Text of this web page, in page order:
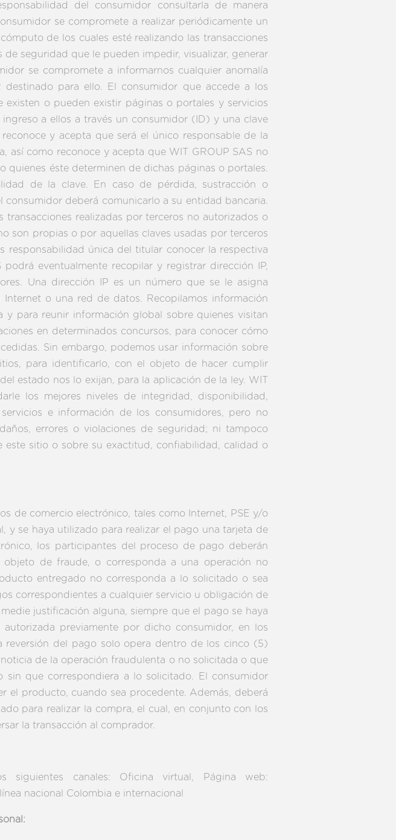
del consumidor consultarla de manera
se compromete a realizar periódicamente un
de los cuales esté realizando las transacciones
seguridad que le pueden impedir, visualizar, generar
se compromete a informarnos cualquier anomalía
para ello. El consumidor que accede a los
o pueden existir páginas o portales y servicios
a ellos a través un consumidor (ID) y una clave
y acepta que será el único responsable de la
así como reconoce y acepta que WIT GROUP SAS no
quienes éste determinen de dichas páginas o portales.
de la clave. En caso de pérdida, sustracción o
deberá comunicarlo a su entidad bancaria.
realizadas por terceros no autorizados o
son propias o por aquellas claves usadas por terceros
responsabilidad única del titular conocer la respectiva
eventualmente recopilar y registrar dirección IP,
Una dirección IP es un número que se le asigna
o una red de datos. Recopilamos información
y para reunir información global sobre quienes visitan
en determinados concursos, para conocer cómo
Sin embargo, podemos usar información sobre
para identificarlo, con el objeto de hacer cumplir
estado nos lo exijan, para la aplicación de la ley. WIT
los mejores niveles de integridad, disponibilidad,
e información de los consumidores, pero no
errores o violaciones de seguridad; ni tampoco
sitio o sobre su exactitud, confiabilidad, calidad o
de comercio electrónico, tales como Internet, PSE y/o
y se haya utilizado para realizar el pago una tarjeta de
los participantes del proceso de pago deberán
de fraude, o corresponda a una operación no
entregado no corresponda a lo solicitado o sea
correspondientes a cualquier servicio u obligación de
justificación alguna, siempre que el pago se haya
previamente por dicho consumidor, en los
reversión del pago solo opera dentro de los cinco (5)
de la operación fraudulenta o no solicitada o que
que correspondiera a lo solicitado. El consumidor
el producto, cuando sea procedente. Además, deberá
para realizar la compra, el cual, en conjunto con los
la transacción al comprador.
canales: Oficina virtual, Página web:
nacional Colombia e internacional